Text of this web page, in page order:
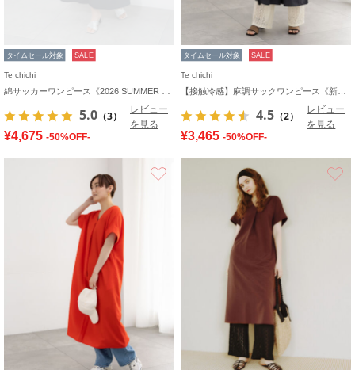
タイムセール対象 SALE
Te chichi
5.0 （3）
レビュー
を見る
¥4,675 -50%OFF-
タイムセール対象 SALE
Te chichi
4.5 （2）
レビュー
を見る
¥3,465 -50%OFF-